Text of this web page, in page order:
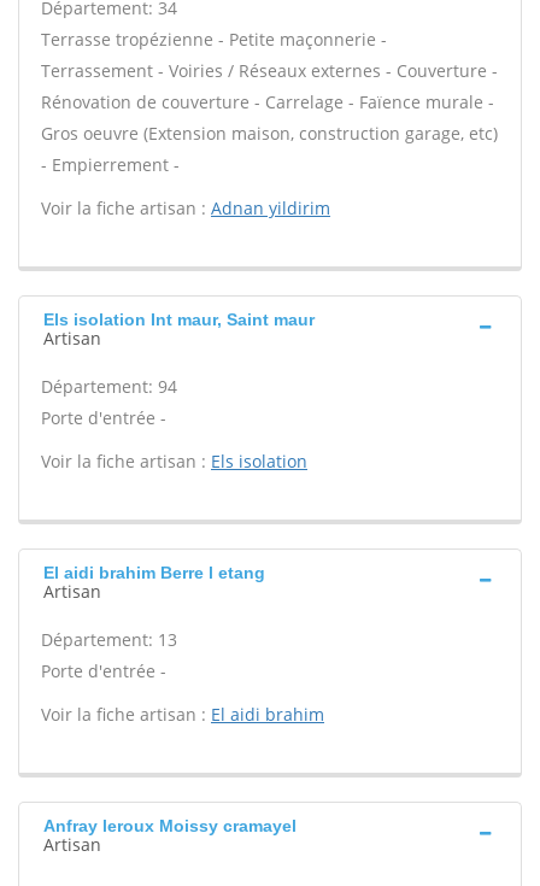
Département: 34
Terrasse tropézienne - Petite maçonnerie -
Terrassement - Voiries / Réseaux externes - Couverture -
Rénovation de couverture - Carrelage - Faïence murale -
Gros oeuvre (Extension maison, construction garage, etc)
- Empierrement -
Voir la fiche artisan : Adnan yildirim
Els isolation Int maur, Saint maur
Artisan
Département: 94
Porte d'entrée -
Voir la fiche artisan : Els isolation
El aidi brahim Berre l etang
Artisan
Département: 13
Porte d'entrée -
Voir la fiche artisan : El aidi brahim
Anfray leroux Moissy cramayel
Artisan